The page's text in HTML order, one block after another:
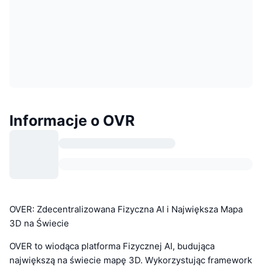
Informacje o OVR
OVER: Zdecentralizowana Fizyczna AI i Największa Mapa
3D na Świecie
OVER to wiodąca platforma Fizycznej AI, budująca
największą na świecie mapę 3D. Wykorzystując framework